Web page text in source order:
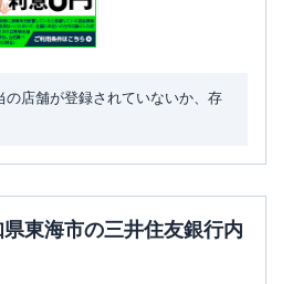
の店舗が登録されていないか、存
東海市の三井住友銀行内